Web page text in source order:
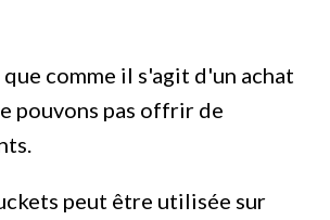
comme il s'agit d'un achat
pouvons pas offrir de
peut être utilisée sur